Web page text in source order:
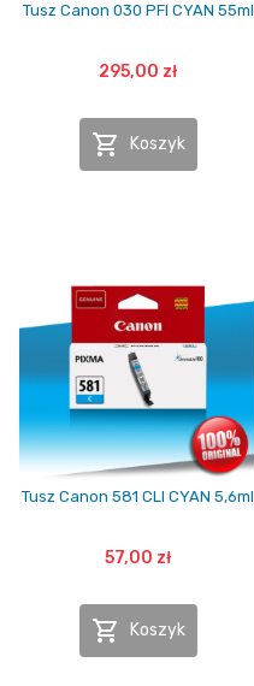
Tusz Canon 030 PFI CYAN 55ml
295,00 zł
 Koszyk
Tusz Canon 581 CLI CYAN 5,6ml
57,00 zł
 Koszyk